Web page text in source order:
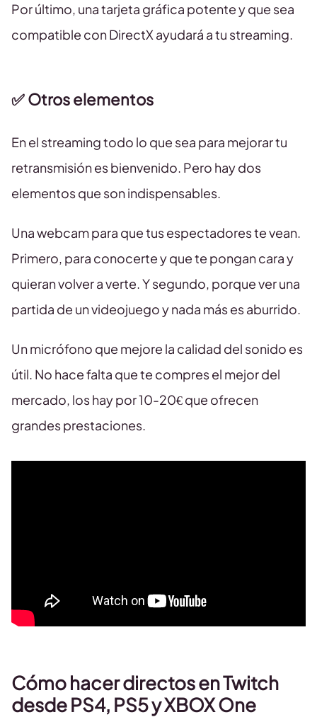
Por último, una tarjeta gráfica potente y que sea
compatible con DirectX ayudará a tu streaming.
✅ Otros elementos
En el streaming todo lo que sea para mejorar tu
retransmisión es bienvenido. Pero hay dos
elementos que son indispensables.
Una webcam para que tus espectadores te vean.
Primero, para conocerte y que te pongan cara y
quieran volver a verte. Y segundo, porque ver una
partida de un videojuego y nada más es aburrido.
Un micrófono que mejore la calidad del sonido es
útil. No hace falta que te compres el mejor del
mercado, los hay por 10-20€ que ofrecen
grandes prestaciones.
Cómo hacer directos en Twitch
desde PS4, PS5 y XBOX One